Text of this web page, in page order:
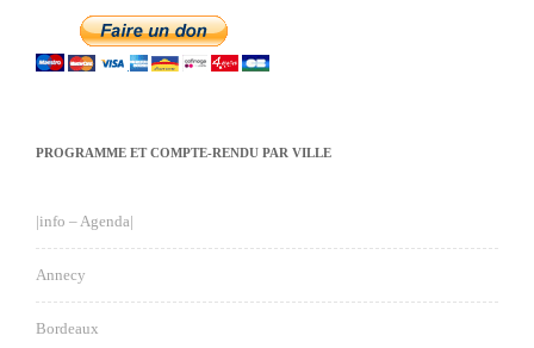
PROGRAMME ET COMPTE-RENDU PAR VILLE
|info – Agenda|
Annecy
Bordeaux